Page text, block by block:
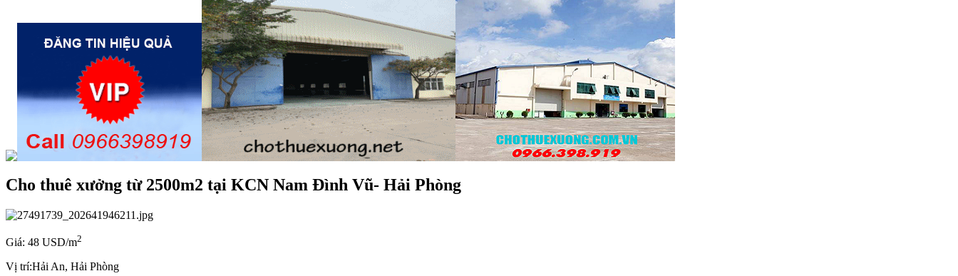
Cho thuê xưởng từ 2500m2 tại KCN Nam Đình Vũ- Hải Phòng
Giá: 48 USD/m2
Vị trí:Hải An, Hải Phòng